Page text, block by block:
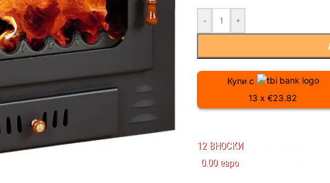
- +
Купи с
13 x €23.82
12 ВНОСКИ
0.00 евро